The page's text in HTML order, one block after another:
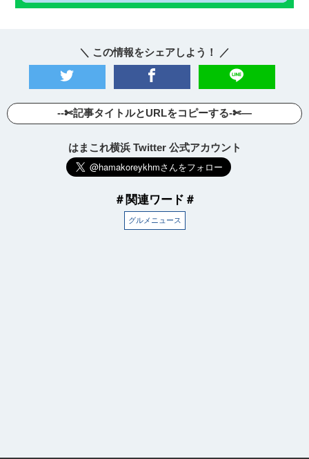
＼ この情報をシェアしよう！ ／
--✄記事タイトルとURLをコピーする-✄—
はまこれ横浜 Twitter 公式アカウント
＃関連ワード＃
グルメニュース